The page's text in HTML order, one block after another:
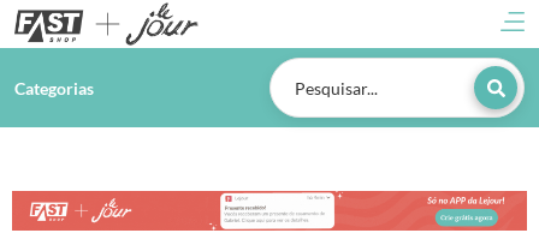
Categorias